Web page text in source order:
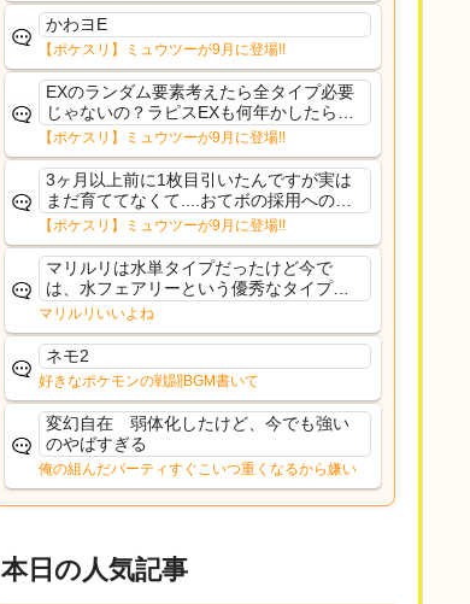
かわヨE
【ポケスリ】ミュウツーが9月に登場!!
EXのランダム要素考えたら全タイプ必要
じゃないの？ラピスEXも何年かしたら来
るだろうし後から厳選したい育てたいっ
て思ってもどうにもならないのがこのゲ
ームだしな
【ポケスリ】ミュウツーが9月に登場!!
3ヶ月以上前に1枚目引いたんですが実は
まだ育ててなくて....おてボの採用への影
響は勉強になります。ありがとうござい
ますオイルはだいぶ強めのABBレントラ
ーいて芋の方が不安なんで1枚目にしよう
かなと思...
【ポケスリ】ミュウツーが9月に登場!!
マリルリは水単タイプだったけど今で
は、水フェアリーという優秀なタイプだ
な、後特性力持ちって見た目と全然違う
な
マリルリいいよね
ネモ2
好きなポケモンの戦闘BGM書いて
変幻自在 弱体化したけど、今でも強い
のやばすぎる
俺の組んだパーティすぐこいつ重くなるから嫌い
本日の人気記事